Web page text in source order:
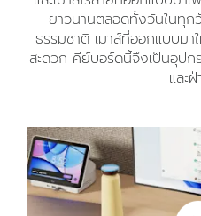
ยาวนานตลอดทั้งวันในทุ
ธรรมชาติ เมาส์ที่ออกแบบม
สะดวก คีย์บอร์ดนี้จึงเป็นอุป
และ